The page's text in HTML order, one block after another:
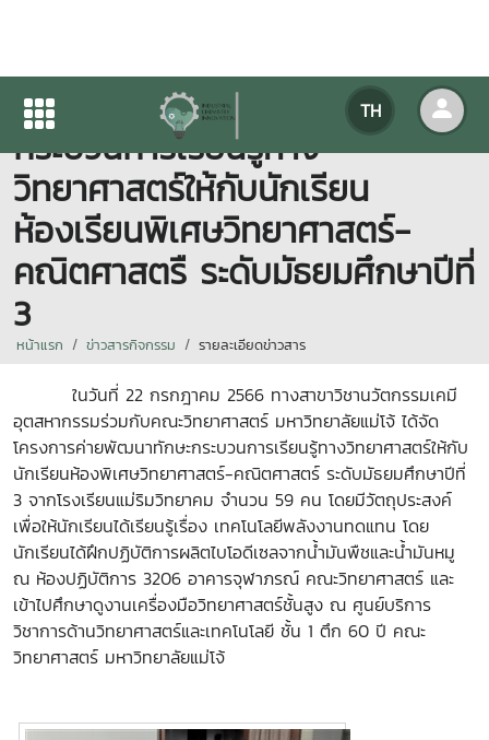
TH
โครงการค่ายพัฒนาทักษะ
กระบวนการเรียนรู้ทาง
วิทยาศาสตร์ให้กับนักเรียน
ห้องเรียนพิเศษวิทยาศาสตร์-
คณิตศาสตรื ระดับมัธยมศึกษาปีที่
3
หน้าแรก ข่าวสารกิจกรรม รายละเอียดข่าวสาร
ในวันที่ 22 กรกฎาคม 2566 ทางสาขาวิชานวัตกรรมเคมี
อุตสหากรรมร่วมกับคณะวิทยาศาสตร์ มหาวิทยาลัยแม่โจ้ ได้จัด
โครงการค่ายพัฒนาทักษะกระบวนการเรียนรู้ทางวิทยาศาสตร์ให้กับ
นักเรียนห้องพิเศษวิทยาศาสตร์-คณิตศาสตร์ ระดับมัธยมศึกษาปีที่
3 จากโรงเรียนแม่ริมวิทยาคม จำนวน 59 คน โดยมีวัตถุประสงค์
เพื่อให้นักเรียนได้เรียนรู้เรื่อง เทคโนโลยีพลังงานทดแทน โดย
นักเรียนได้ฝึกปฏิบัติการผลิตไบโอดีเซลจากน้ำมันพืชและน้ำมันหมู
ณ ห้องปฏิบัติการ 3206 อาคารจุฬาภรณ์ คณะวิทยาศาสตร์ และ
เข้าไปศึกษาดูงานเครื่องมือวิทยาศาสตร์ชั้นสูง ณ ศูนย์บริการ
วิชาการด้านวิทยาศาสตร์และเทคโนโลยี ชั้น 1 ตึก 60 ปี คณะ
วิทยาศาสตร์ มหาวิทยาลัยแม่โจ้